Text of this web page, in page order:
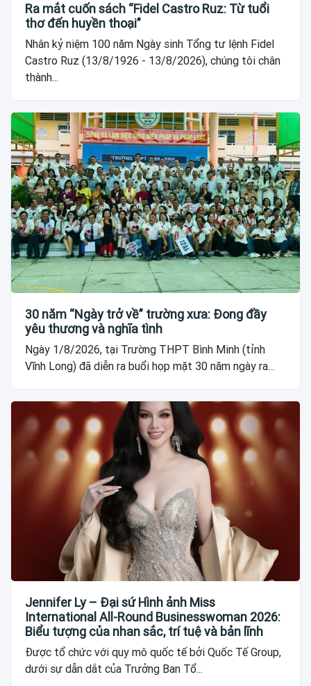
Ra mắt cuốn sách “Fidel Castro Ruz: Từ tuổi
thơ đến huyền thoại”
Nhân kỷ niệm 100 năm Ngày sinh Tổng tư lệnh Fidel
Castro Ruz (13/8/1926 - 13/8/2026), chúng tôi chân
thành...
30 năm “Ngày trở về” trường xưa: Đong đầy
yêu thương và nghĩa tình
Ngày 1/8/2026, tại Trường THPT Bình Minh (tỉnh
Vĩnh Long) đã diễn ra buổi họp mặt 30 năm ngày ra...
Jennifer Ly – Đại sứ Hình ảnh Miss
International All-Round Businesswoman 2026:
Biểu tượng của nhan sắc, trí tuệ và bản lĩnh
Được tổ chức với quy mô quốc tế bởi Quốc Tế Group,
dưới sự dẫn dắt của Trưởng Ban Tổ...